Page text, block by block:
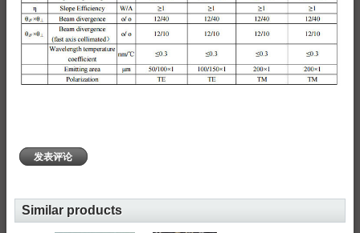
发表评论
Similar products